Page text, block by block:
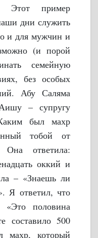
Этот пример
дни служить
и для мужчин и
(и порой
семейную
без особых
Абу Саляма
– супругу
был махр
тобой от
Она ответила:
оккий и
– «Знаешь ли
Я ответил, что
половина
составило 500
махр, который